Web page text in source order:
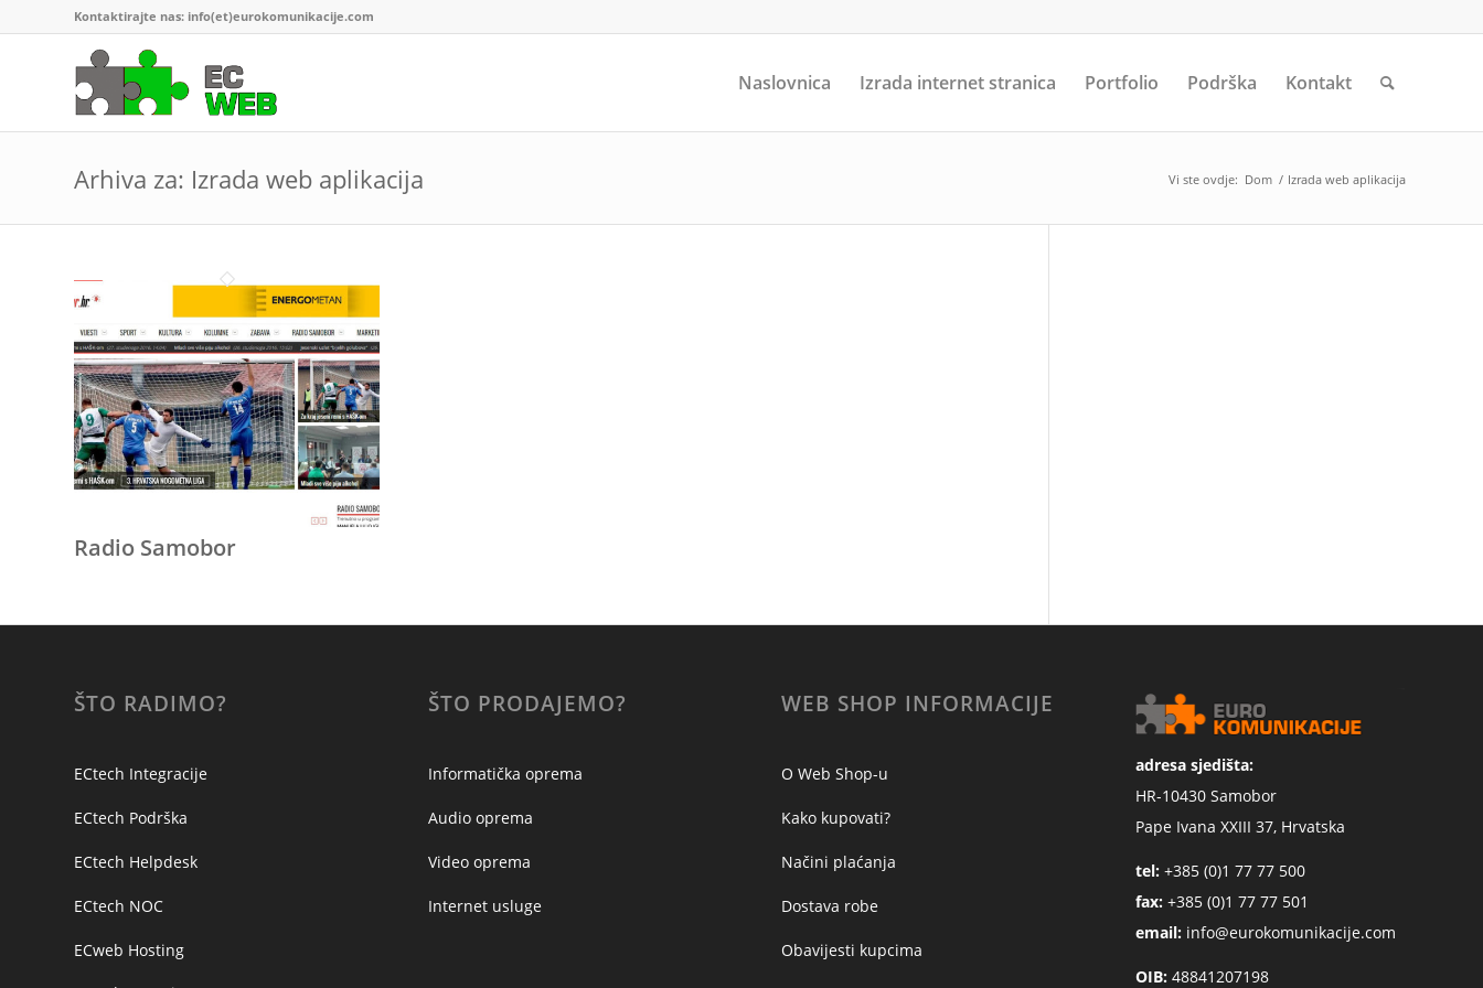
Kontaktirajte nas: info(et)eurokomunikacije.com
Naslovnica Izrada internet stranica Portfolio Podrška Kontakt
Arhiva za: Izrada web aplikacija Vi ste ovdje: Dom / Izrada web aplikacija
Radio Samobor
ŠTO RADIMO?
ECtech Integracije
ECtech Podrška
ECtech Helpdesk
ECtech NOC
ECweb Hosting
ŠTO PRODAJEMO?
Informatička oprema
Audio oprema
Video oprema
Internet usluge
WEB SHOP INFORMACIJE
O Web Shop-u
Kako kupovati?
Načini plaćanja
Dostava robe
Obavijesti kupcima
adresa sjedišta:
HR-10430 Samobor
Pape Ivana XXIII 37, Hrvatska
tel:+385 (0)1 77 77 500
fax:+385 (0)1 77 77 501
email:info@eurokomunikacije.com
OIB:48841207198